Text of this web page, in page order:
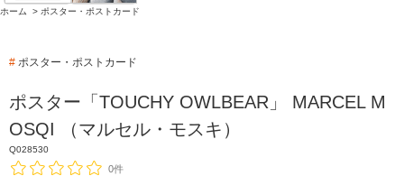
ホーム > ポスター・ポストカード
# ポスター・ポストカード
ポスター「TOUCHY OWLBEAR」 MARCEL M
OSQI （マルセル・モスキ）
Q028530
0件